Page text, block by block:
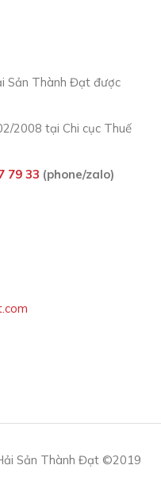
Sản Thành Đạt được
2008 tại Chi cục Thuế
79 33 (phone/zalo)
Sản Thành Đạt ©2019